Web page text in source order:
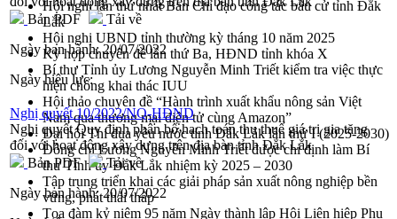
Hội nghị lần thứ nhất Ban Chỉ đạo công tác bầu cử tỉnh Đắk
Lắk
Hội nghị UBND tỉnh thường kỳ tháng 10 năm 2025
Kỳ họp chuyên đề lần thứ Ba, HĐND tỉnh khóa X
Bí thư Tỉnh ủy Lương Nguyễn Minh Triết kiểm tra việc thực
hiện chống khai thác IUU
Hội thảo chuyên đề “Hành trình xuất khẩu nông sản Việt
Nam qua thương mại điện tử cùng Amazon”
Đại hội Thi đua yêu nước tỉnh Đắk Lắk lần thứ I (2025-2030)
Đồng chí Lương Nguyễn Minh Triết được chỉ định làm Bí
thư Tỉnh ủy Đắk Lắk nhiệm kỳ 2025 – 2030
Tập trung triển khai các giải pháp sản xuất nông nghiệp bền
vững, phát thải thấp
Tọa đàm kỷ niệm 95 năm Ngày thành lập Hội Liên hiệp Phụ
Bản PDF
Tải về
Ngày ban hành:20/07/2022
Ngày hiệu lực:
Nghị quyết 10/2022/NQ-HĐND
Nghị quyết Quy định phân bổ hạch toán thu thuế giá trị gia tăng
đối với hoạt động xây dựng trên địa bàn tỉnh Đắk Lắk
Bản PDF
Tải về
Ngày ban hành:20/07/2022